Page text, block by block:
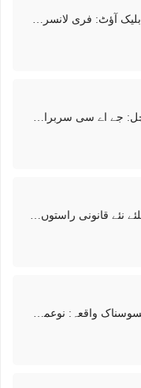
آزاد کشمیر میں انٹرنیٹ بلیک آؤٹ: فری لانسرز کا معاشی قتل، احتجاج شروع
آزاد کشمیر میں بڑی ہلچل: جے اے سی سربراہ شوکت نواز میر کی گرفتاری، دھرنا جاری
برطانیہ کا پناہ گزینوں کیلئے نئے قانونی راستوں اور اسپانسر شپ نظام کا اعلان
سرگودھا میں ایک اور افسوسناک واقعہ: نوعمر لڑکے سے مبینہ زیادتی، مقدمہ درج